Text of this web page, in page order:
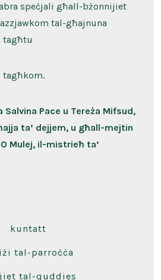
speċjali għall-bżonnijiet
tal-għajnuna
tagħtu
tagħkom.
Pace u Tereża Mifsud,
ta’ dejjem, u għall-mejtin
Mulej, il-mistrieħ ta’
kuntatt
tal-parroċċa
tal-quddies